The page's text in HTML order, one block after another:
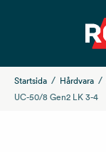
Startsida Hårdvara
UC-50/8 Gen2 LK 3-4